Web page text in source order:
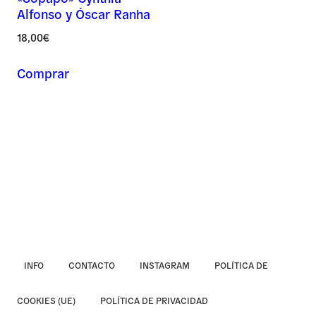
Alfonso y Óscar Ranha
18,00€
Comprar
INFO CONTACTO INSTAGRAM POLÍTICA DE
COOKIES (UE) POLÍTICA DE PRIVACIDAD
Asunto *